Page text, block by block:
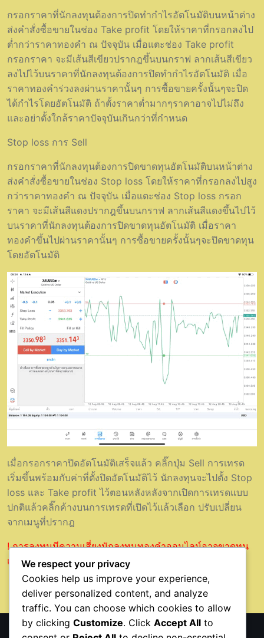
กรอกราคาที่นักลงทุนต้องการปิดทำกำไรอัตโนมัติบนหน้าต่าง
ส่งคำสั่งซื้อขายในช่อง Take profit โดยให้ราคาที่กรอกลงไป
ต่ำกว่าราคาทองคำ ณ ปัจจุบัน เมื่อแตะช่อง Take profit
กรอกราคา จะมีเส้นสีเขียวปรากฎขึ้นบนกราฟ ลากเส้นสีเขียว
ลงไปไว้บนราคาที่นักลงทุนต้องการปิดทำกำไรอัตโนมัติ เมื่อ
ราคาทองคำร่วงลงผ่านราคานั้นๆ การซื้อขายครั้งนั้นๆจะปิด
ได้กำไรโดยอัตโนมัติ ถ้าตั้งราคาต่ำมากๆราคาอาจไปไม่ถึง
และอย่าตั้งใกล้ราคาปัจจุบันเกินกว่าที่กำหนด
Stop loss การ Sell
กรอกราคาที่นักลงทุนต้องการปิดขาดทุนอัตโนมัติบนหน้าต่าง
ส่งคำสั่งซื้อขายในช่อง Stop loss โดยให้ราคาที่กรอกลงไปสูง
กว่าราคาทองคำ ณ ปัจจุบัน เมื่อแตะช่อง Stop loss กรอก
ราคา จะมีเส้นสีแดงปรากฎขึ้นบนกราฟ ลากเส้นสีแดงขึ้นไปไว้
บนราคาที่นักลงทุนต้องการปิดขาดทุนอัตโนมัติ เมื่อราคา
ทองคำขึ้นไปผ่านราคานั้นๆ การซื้อขายครั้งนั้นๆจะปิดขาดทุน
โดยอัตโนมัติ
เมื่อกรอกราคาปิดอัตโนมัติเสร็จแล้ว คลิ๊กปุ่ม Sell การเทรด
เริ่มขึ้นพร้อมกับค่าที่ตั้งปิดอัตโนมัติไว้ นักลงทุนจะไปตั้ง Stop
loss และ Take profit ไว้ตอนหลังหลังจากเปิดการเทรดแบบ
ปกติแล้วคลิ๊กค้างบนการเทรดที่เปิดไว้แล้วเลือก ปรับเปลี่ยน
จากเมนูที่ปรากฎ
! การลงทุนมีความเสี่ยงนักลงทุนทองคำออนไลน์อาจขาดทุน
เงินหมด Balance
We respect your privacy
Cookies help us improve your experience,
deliver personalized content, and analyze
traffic. You can choose which cookies to allow
by clicking Customize. Click Accept All to